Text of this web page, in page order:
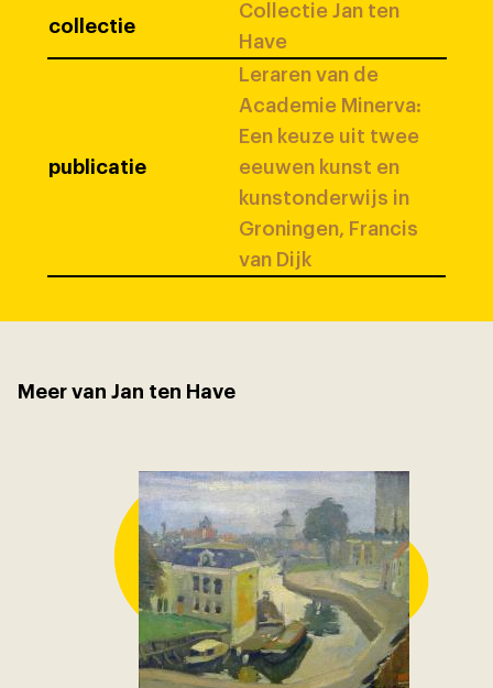
collectie
Collectie Jan ten
Have
publicatie
Leraren van de
Academie Minerva:
Een keuze uit twee
eeuwen kunst en
kunstonderwijs in
Groningen, Francis
van Dijk
Meer van Jan ten Have